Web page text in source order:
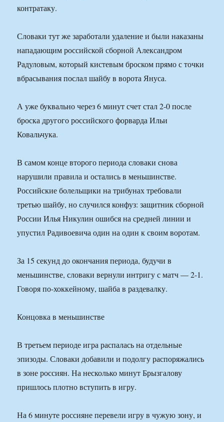
контратаку.
Словаки тут же заработали удаление и были наказаны
нападающим российской сборной Александром
Радуловым, который кистевым броском прямо с точки
вбрасывания послал шайбу в ворота Януса.
А уже буквально через 6 минут счет стал 2-0 после
броска другого российского форварда Ильи
Ковальчука.
В самом конце второго периода словаки снова
нарушили правила и остались в меньшинстве.
Российские болельщики на трибунах требовали
третью шайбу, но случился конфуз: защитник сборной
России Илья Никулин ошибся на средней линии и
упустил Радивоевича один на один к своим воротам.
За 15 секунд до окончания периода, будучи в
меньшинстве, словаки вернули интригу с матч — 2-1.
Говоря по-хоккейному, шайба в раздевалку.
Концовка в меньшинстве
В третьем периоде игра распалась на отдельные
эпизоды. Словаки добавили и подолгу распоряжались
в зоне россиян. На несколько минут Брызгалову
пришлось плотно вступить в игру.
На 6 минуте россияне перевели игру в чужую зону, и